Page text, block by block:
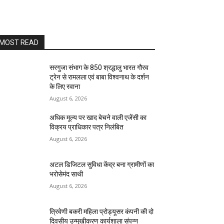
READ
सरगुजा संभाग के 850 श्रद्धालु भारत गौरव
ट्रेन से रामलला एवं बाबा विश्वनाथ के दर्शन
के लिए रवाना
August 6, 2026
अधिक मूल्य पर खाद बेचने वाली एजेंसी का
विक्रय प्राधिकार पत्र निलंबित
August 6, 2026
अटल डिजिटल सुविधा केंद्र बना ग्रामीणों का
भरोसेमंद साथी
August 6, 2026
त्रिवेणी बकरी महिला प्रोड्यूसर कंपनी की दो
दिवसीय उन्मुखीकरण कार्यशाला संपन्न